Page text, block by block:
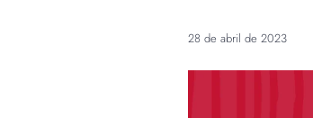
28 de abril de 2023